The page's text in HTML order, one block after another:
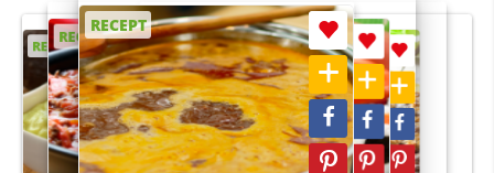
RECEPT
RECEPT
RECEPT
RECEPT
RECEPT